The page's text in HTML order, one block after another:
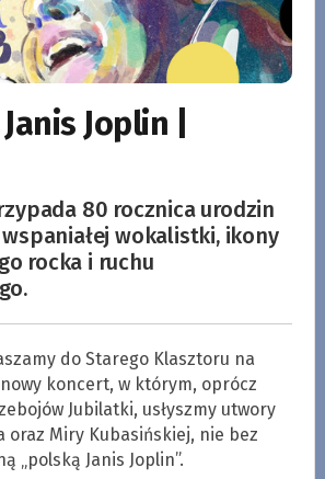
Joplin |
80 rocznica urodzin
wspaniałej wokalistki, ikony
rocka i ruchu
do Starego Klasztoru na
koncert, w którym, oprócz
Jubilatki, usłyszmy utwory
oraz Miry Kubasińskiej, nie bez
„polską Janis Joplin”.